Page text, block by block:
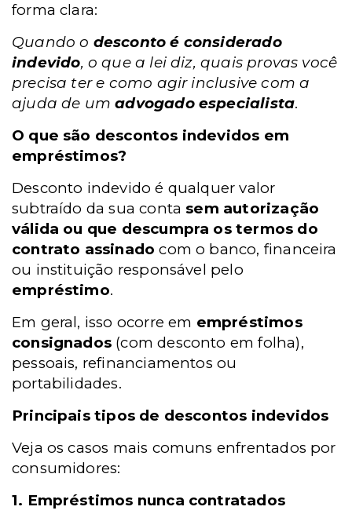
forma clara:
Quando o desconto é considerado
indevido, o que a lei diz, quais provas você
precisa ter e como agir inclusive com a
ajuda de umadvogado especialista.
O que são descontos indevidos em
empréstimos?
Desconto indevido é qualquer valor
subtraído da sua conta sem autorização
válida ou que descumpra os termos do
contrato assinado com o banco, financeira
ou instituição responsável pelo
empréstimo.
Em geral, isso ocorre em empréstimos
consignados (com desconto em folha),
pessoais, refinanciamentos ou
portabilidades.
Principais tipos de descontos indevidos
Veja os casos mais comuns enfrentados por
consumidores:
1. Empréstimos nunca contratados